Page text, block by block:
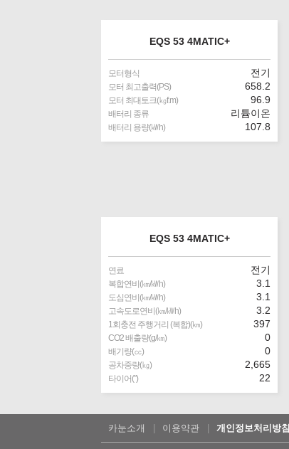
EQS 53 4MATIC+
모터형식 전기
모터 최고출력(PS) 658.2
모터 최대토크(㎏f.m) 96.9
배터리 종류 리튬이온
배터리 용량(㎾h) 107.8
EQS 53 4MATIC+
연료 전기
복합연비(㎞/㎾h) 3.1
도심연비(㎞/㎾h) 3.1
고속도로연비(㎞/㎾h) 3.2
1회충전 주행거리 (복합)(㎞) 397
CO2 배출량(g/㎞) 0
배기량(㏄) 0
공차중량(㎏) 2,665
타이어(″) 22
카눈소개 이용약관 개인정보처리방침